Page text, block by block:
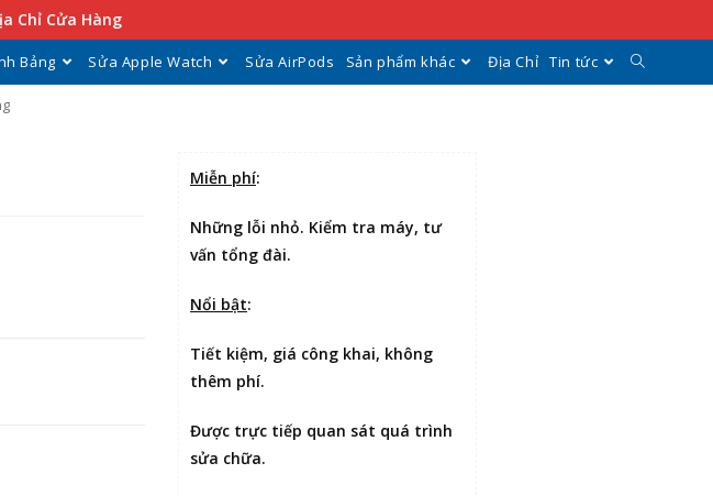
Chỉ Cửa Hàng
Bảng Sửa Apple Watch Sửa AirPods Sản phẩm khác Địa Chỉ Tin tức
Miễn phí:
Những lỗi nhỏ. Kiểm tra máy, tư
vấn tổng đài.
Nổi bật:
Tiết kiệm, giá công khai, không
thêm phí.
Được trực tiếp quan sát quá trình
sửa chữa.